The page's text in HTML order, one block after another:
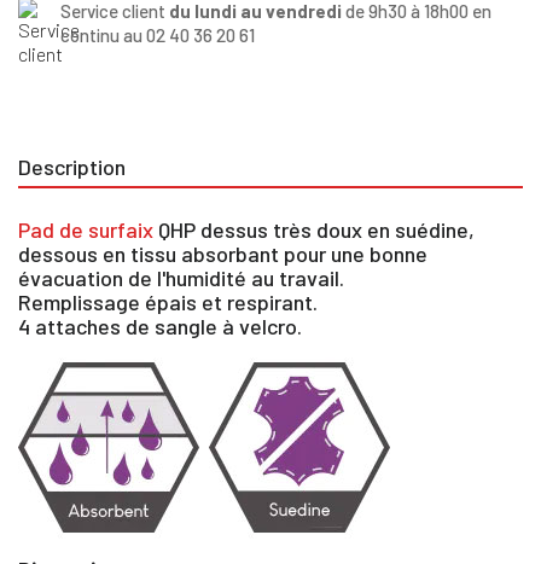
Service client du lundi au vendredi de 9h30 à 18h00 en
continu au 02 40 36 20 61
Description
Pad de surfaix QHP dessus très doux en suédine,
dessous en tissu absorbant pour une bonne
évacuation de l'humidité au travail.
Remplissage épais et respirant.
4 attaches de sangle à velcro.